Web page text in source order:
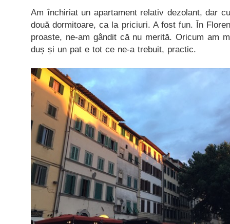
Am închiriat un apartament relativ dezolant, dar
două dormitoare, ca la priciuri. A fost fun. În
proaste, ne-am gândit că nu merită. Oricum am
duș și un pat e tot ce ne-a trebuit, practic.